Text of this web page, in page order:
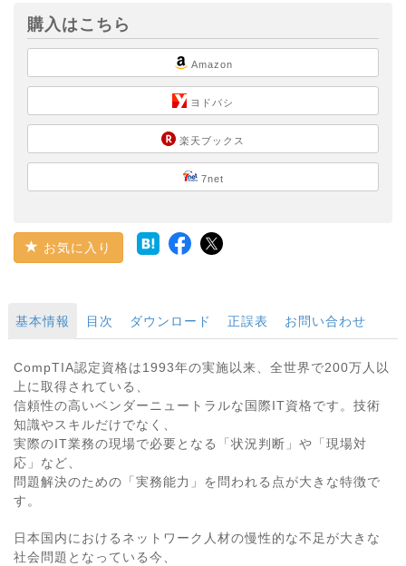
購入はこちら
Amazon
ヨドバシ
楽天ブックス
7net
お気に入り
基本情報 目次 ダウンロード 正誤表 お問い合わせ
CompTIA認定資格は1993年の実施以来、全世界で200万人以
上に取得されている、
信頼性の高いベンダーニュートラルな国際IT資格です。技術
知識やスキルだけでなく、
実際のIT業務の現場で必要となる「状況判断」や「現場対
応」など、
問題解決のための「実務能力」を問われる点が大きな特徴で
す。
日本国内におけるネットワーク人材の慢性的な不足が大きな
社会問題となっている今、